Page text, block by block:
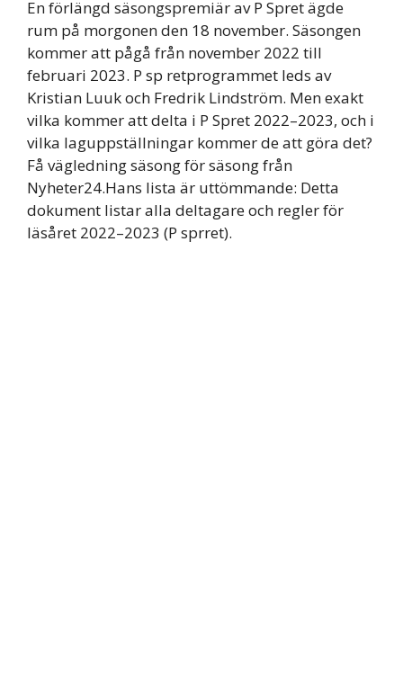
En förlängd säsongspremiär av P Spret ägde
rum på morgonen den 18 november. Säsongen
kommer att pågå från november 2022 till
februari 2023. P sp retprogrammet leds av
Kristian Luuk och Fredrik Lindström. Men exakt
vilka kommer att delta i P Spret 2022–2023, och i
vilka laguppställningar kommer de att göra det?
Få vägledning säsong för säsong från
Nyheter24.Hans lista är uttömmande: Detta
dokument listar alla deltagare och regler för
läsåret 2022–2023 (P sprret).